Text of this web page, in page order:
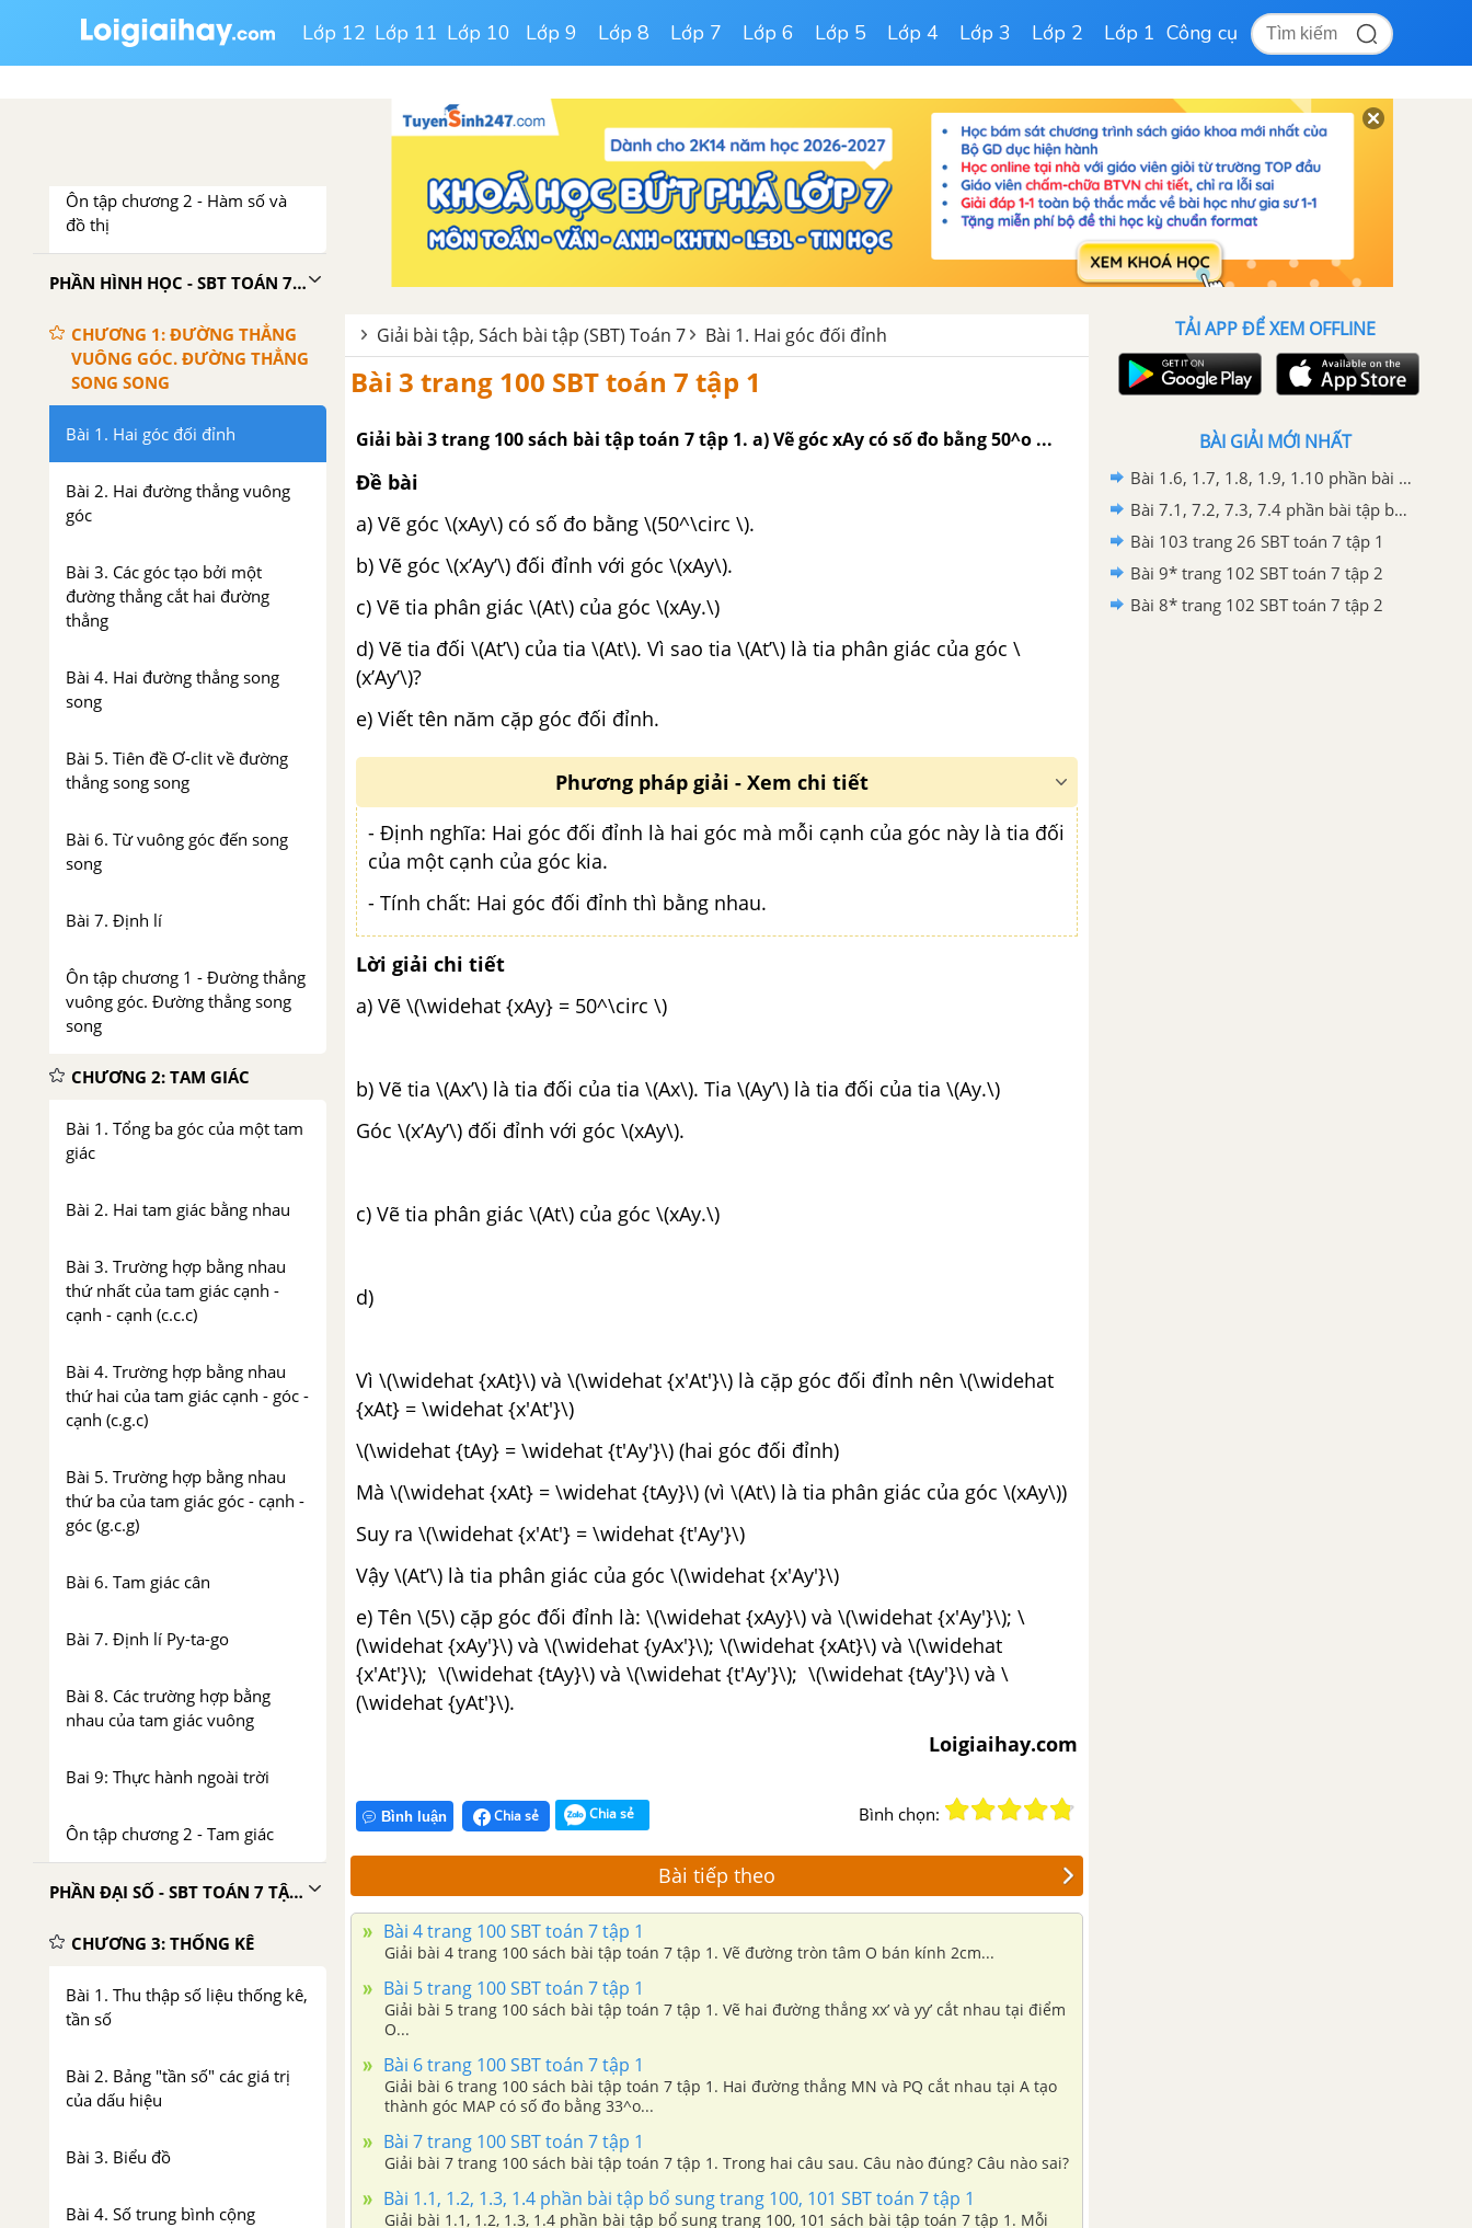
Lớp 12 Lớp 11 Lớp 10 Lớp 9 Lớp 8 Lớp 7 Lớp 6 Lớp 5 Lớp 4 Lớp 3 Lớp 2 Lớp 1 Công cụ
Bài 6. Mặt phẳng toạ độ
Ôn tập chương 2 - Hàm số và
đồ thị
PHẦN HÌNH HỌC - SBT TOÁN 7 TẬP 1
CHƯƠNG 1: ĐƯỜNG THẲNG
VUÔNG GÓC. ĐƯỜNG THẲNG
SONG SONG
Bài 1. Hai góc đối đỉnh
Bài 2. Hai đường thẳng vuông
góc
Bài 3. Các góc tạo bởi một
đường thẳng cắt hai đường
thẳng
Bài 4. Hai đường thẳng song
song
Bài 5. Tiên đề Ơ-clit về đường
thẳng song song
Bài 6. Từ vuông góc đến song
song
Bài 7. Định lí
Ôn tập chương 1 - Đường thẳng
vuông góc. Đường thẳng song
song
CHƯƠNG 2: TAM GIÁC
Bài 1. Tổng ba góc của một tam
giác
Bài 2. Hai tam giác bằng nhau
Bài 3. Trường hợp bằng nhau
thứ nhất của tam giác cạnh -
cạnh - cạnh (c.c.c)
Bài 4. Trường hợp bằng nhau
thứ hai của tam giác cạnh - góc -
cạnh (c.g.c)
Bài 5. Trường hợp bằng nhau
thứ ba của tam giác góc - cạnh -
góc (g.c.g)
Bài 6. Tam giác cân
Bài 7. Định lí Py-ta-go
Bài 8. Các trường hợp bằng
nhau của tam giác vuông
Bai 9: Thực hành ngoài trời
Ôn tập chương 2 - Tam giác
PHẦN ĐẠI SỐ - SBT TOÁN 7 TẬP 2
CHƯƠNG 3: THỐNG KÊ
Bài 1. Thu thập số liệu thống kê,
tần số
Bài 2. Bảng "tần số" các giá trị
của dấu hiệu
Bài 3. Biểu đồ
Bài 4. Số trung bình cộng
Giải bài tập, Sách bài tập (SBT) Toán 7 Bài 1. Hai góc đối đỉnh
Bài 3 trang 100 SBT toán 7 tập 1
Giải bài 3 trang 100 sách bài tập toán 7 tập 1. a) Vẽ góc xAy có số đo bằng 50^o ...
Đề bài
a) Vẽ góc \(xAy\) có số đo bằng \(50^\circ \).
b) Vẽ góc \(x’Ay’\) đối đỉnh với góc \(xAy\).
c) Vẽ tia phân giác \(At\) của góc \(xAy.\)
d) Vẽ tia đối \(At’\) của tia \(At\). Vì sao tia \(At’\) là tia phân giác của góc \
(x’Ay’\)?
e) Viết tên năm cặp góc đối đỉnh.
Phương pháp giải - Xem chi tiết
- Định nghĩa: Hai góc đối đỉnh là hai góc mà mỗi cạnh của góc này là tia đối
của một cạnh của góc kia.
- Tính chất: Hai góc đối đỉnh thì bằng nhau.
Lời giải chi tiết
a) Vẽ \(\widehat {xAy} = 50^\circ \)
b) Vẽ tia \(Ax’\) là tia đối của tia \(Ax\). Tia \(Ay’\) là tia đối của tia \(Ay.\)
Góc \(x’Ay’\) đối đỉnh với góc \(xAy\).
c) Vẽ tia phân giác \(At\) của góc \(xAy.\)
d)
Vì \(\widehat {xAt}\) và \(\widehat {x'At'}\) là cặp góc đối đỉnh nên \(\widehat
{xAt} = \widehat {x'At'}\)
\(\widehat {tAy} = \widehat {t'Ay'}\) (hai góc đối đỉnh)
Mà \(\widehat {xAt} = \widehat {tAy}\) (vì \(At\) là tia phân giác của góc \(xAy\))
Suy ra \(\widehat {x'At'} = \widehat {t'Ay'}\)
Vậy \(At’\) là tia phân giác của góc \(\widehat {x'Ay'}\)
e) Tên \(5\) cặp góc đối đỉnh là: \(\widehat {xAy}\) và \(\widehat {x'Ay'}\); \
(\widehat {xAy'}\) và \(\widehat {yAx'}\); \(\widehat {xAt}\) và \(\widehat
{x'At'}\); \(\widehat {tAy}\) và \(\widehat {t'Ay'}\); \(\widehat {tAy'}\) và \
(\widehat {yAt'}\).
Loigiaihay.com
Bình luận Chia sẻ Chia sẻ Bình chọn:
Bài tiếp theo
Bài 4 trang 100 SBT toán 7 tập 1
Giải bài 4 trang 100 sách bài tập toán 7 tập 1. Vẽ đường tròn tâm O bán kính 2cm...
Bài 5 trang 100 SBT toán 7 tập 1
Giải bài 5 trang 100 sách bài tập toán 7 tập 1. Vẽ hai đường thẳng xx’ và yy’ cắt nhau tại điểm
O...
Bài 6 trang 100 SBT toán 7 tập 1
Giải bài 6 trang 100 sách bài tập toán 7 tập 1. Hai đường thẳng MN và PQ cắt nhau tại A tạo
thành góc MAP có số đo bằng 33^o...
Bài 7 trang 100 SBT toán 7 tập 1
Giải bài 7 trang 100 sách bài tập toán 7 tập 1. Trong hai câu sau. Câu nào đúng? Câu nào sai?
Bài 1.1, 1.2, 1.3, 1.4 phần bài tập bổ sung trang 100, 101 SBT toán 7 tập 1
Giải bài 1.1, 1.2, 1.3, 1.4 phần bài tập bổ sung trang 100, 101 sách bài tập toán 7 tập 1. Mỗi
TẢI APP ĐỂ XEM OFFLINE
BÀI GIẢI MỚI NHẤT
Bài 1.6, 1.7, 1.8, 1.9, 1.10 phần bài tập bổ sung trang 116, 117 SBT toán 7 tập 1
Bài 7.1, 7.2, 7.3, 7.4 phần bài tập bổ sung trang 78 SBT toán 7 tập 1
Bài 103 trang 26 SBT toán 7 tập 1
Bài 9* trang 102 SBT toán 7 tập 2
Bài 8* trang 102 SBT toán 7 tập 2